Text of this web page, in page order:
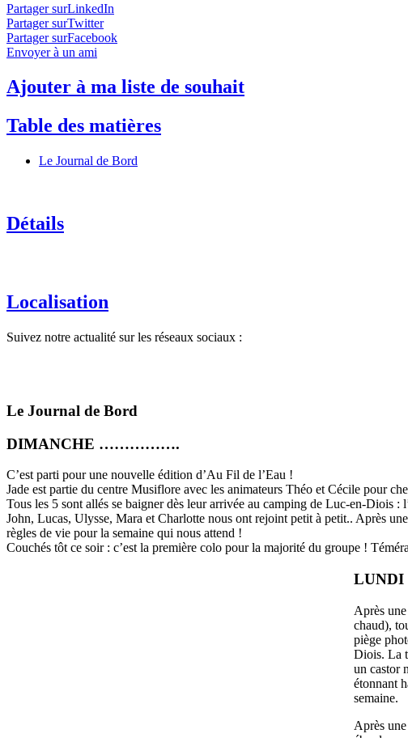
Partager surLinkedIn
Partager surTwitter
Partager surFacebook
Envoyer à un ami
Ajouter à ma liste de souhait
Table des matières
Le Journal de Bord
Détails
Localisation
Suivez notre actualité sur les réseaux sociaux :
Le Journal de Bord
DIMANCHE …………….
C’est parti pour une nouvelle édition d’Au Fil de l’Eau !
Jade est partie du centre Musiflore avec les animateurs Théo et Cécile pour
Tous les 5 sont allés se baigner dès leur arrivée au camping de Luc-en-Diois :
John, Lucas, Ulysse, Mara et Charlotte nous ont rejoint petit à petit.. Après
règles de vie pour la semaine qui nous attend !
Couchés tôt ce soir : c’est la première colo pour la majorité du groupe !
Après
chaud),
piège
Diois. La
un castor
étonnant
semaine.
Après